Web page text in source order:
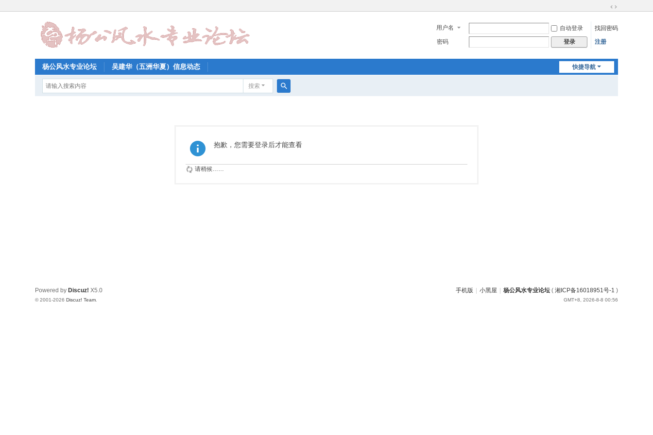
换
到
用户名 自动登录
找回密码
密码
登录 注册
快捷导航
杨公风水专业论坛 吴建华（五洲华夏）信息动态
搜索
抱歉，您需要登录后才能查看
请稍候……
手机版 小黑屋 杨公风水专业论坛 ( 湘ICP备16018951号-1 )
GMT+8, 2026-8-8 00:56
Powered by Discuz! X5.0
© 2001-2026 Discuz! Team